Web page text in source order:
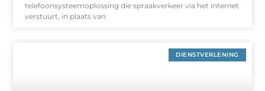
telefoonsysteemoplossing die spraakverkeer via het internet
verstuurt, in plaats van
DIENSTVERLENING